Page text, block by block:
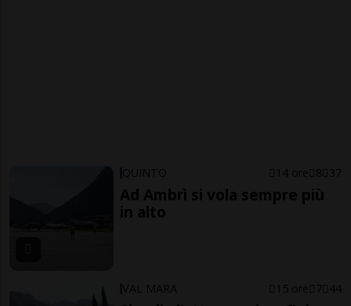
QUINTO 14 ore 8 37
Ad Ambrì si vola sempre più
in alto
VAL MARA 15 ore 7 44